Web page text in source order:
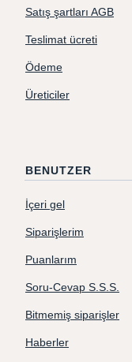
Satış şartları AGB
Teslimat ücreti
Ödeme
Üreticiler
BENUTZER
İçeri gel
Siparişlerim
Puanlarım
Soru-Cevap S.S.S.
Bitmemiş siparişler
Haberler